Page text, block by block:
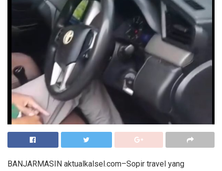
BANJARMASIN aktualkalsel.com–Sopir travel yang